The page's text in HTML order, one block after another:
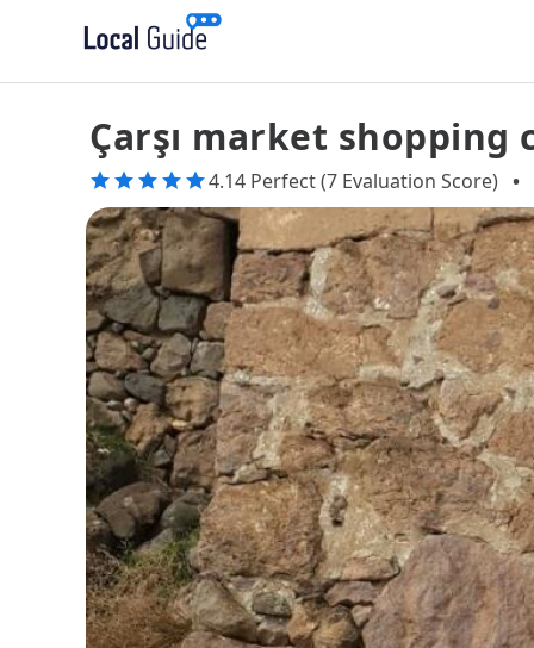
Çarşı market shopping
4.14 Perfect (7 Evaluation Score) •